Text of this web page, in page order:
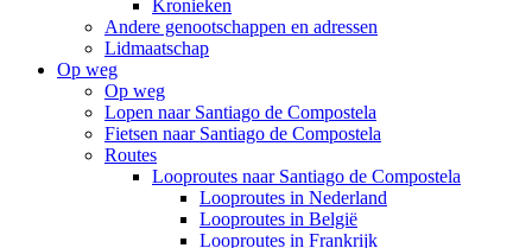
Kronieken
Andere genootschappen en adressen
Lidmaatschap
Op weg
Op weg
Lopen naar Santiago de Compostela
Fietsen naar Santiago de Compostela
Routes
Looproutes naar Santiago de Compostela
Looproutes in Nederland
Looproutes in België
Looproutes in Frankrijk